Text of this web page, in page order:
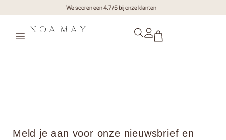
We scoren een 4.7/5 bij onze klanten
Meld je aan voor onze nieuwsbrief en